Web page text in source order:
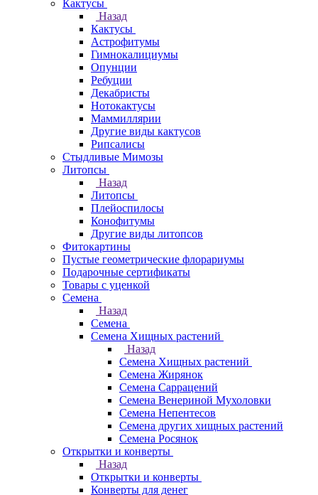
Кактусы
Назад
Кактусы
Астрофитумы
Гимнокалициумы
Опунции
Ребуции
Декабристы
Нотокактусы
Маммиллярии
Другие виды кактусов
Рипсалисы
Стыдливые Мимозы
Литопсы
Назад
Литопсы
Плейоспилосы
Конофитумы
Другие виды литопсов
Фитокартины
Пустые геометрические флорариумы
Подарочные сертификаты
Товары с уценкой
Семена
Назад
Семена
Семена Хищных растений
Назад
Семена Хищных растений
Семена Жирянок
Семена Саррацений
Семена Венериной Мухоловки
Семена Непентесов
Семена других хищных растений
Семена Росянок
Открытки и конверты
Назад
Открытки и конверты
Конверты для денег